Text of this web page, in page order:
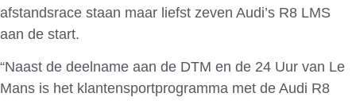
afstandsrace staan maar liefst zeven Audi’s R8 LMS
aan de start.
“Naast de deelname aan de DTM en de 24 Uur van Le
Mans is het klantensportprogramma met de Audi R8